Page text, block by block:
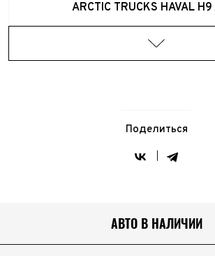
ARCTIC TRUCKS HAVAL H9
Поделиться
АВТО В НАЛИЧИИ